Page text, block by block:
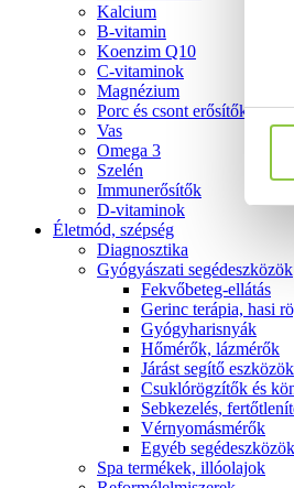
Kalcium
B-vitamin
Koenzim Q10
C-vitaminok
Magnézium
Porc és csont erősítők
Vas
Omega 3
Szelén
Immunerősítők
D-vitaminok
Életmód, szépség
Diagnosztika
Gyógyászati segédeszközök
Fekvőbeteg-ellátás
Gerinc terápia, hasi
Gyógyharisnyák
Hőmérők, lázmérők
Járást segítő eszközök
Csuklórögzítők és
Sebkezelés,
Vérnyomásmérők
Egyéb segédeszközök
Spa termékek, illóolajok